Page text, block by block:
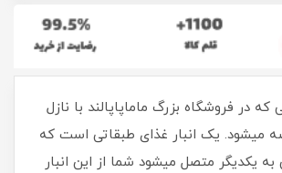
که در فروشگاه بزرگ ماماپاپالند با نازل
میشود. یک انبار غذای طبقاتی است که
یکدیگر متصل میشود شما از این انبار